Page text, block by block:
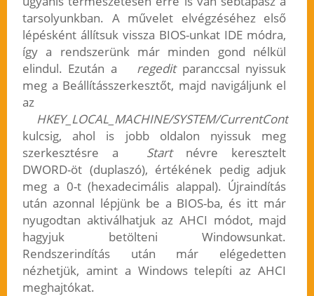
tarsolyunkban. A művelet elvégzéséhez első
lépésként állítsuk vissza BIOS-unkat IDE módra,
így a rendszerünk már minden gond nélkül
elindul. Ezután a
regeditparanccsal nyissuk
meg a Beállításszerkesztőt, majd navigáljunk el
az
HKEY_LOCAL_MACHINE/SYSTEM/
kulcsig, ahol is jobb oldalon nyissuk meg
szerkesztésre a
Startnévre keresztelt
DWORD-öt (duplaszó), értékének pedig adjuk
meg a 0-t (hexadecimális alappal). Újraindítás
után azonnal lépjünk be a BIOS-ba, és itt már
nyugodtan aktiválhatjuk az AHCI módot, majd
hagyjuk betölteni Windowsunkat.
Rendszerindítás után már elégedetten
nézhetjük, amint a Windows telepíti az AHCI
meghajtókat.